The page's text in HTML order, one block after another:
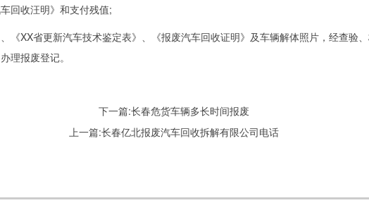
回收汪明》和支付残值;
XX省更新汽车技术鉴定表》、《报废汽车回收证明》及车辆解体照片，经查验
理报废登记。
下一篇:长春危货车辆多长时间报废
上一篇:长春亿北报废汽车回收拆解有限公司电话